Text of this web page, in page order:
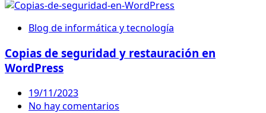
Blog de informática y tecnología
Copias de seguridad y restauración en
WordPress
19/11/2023
No hay comentarios